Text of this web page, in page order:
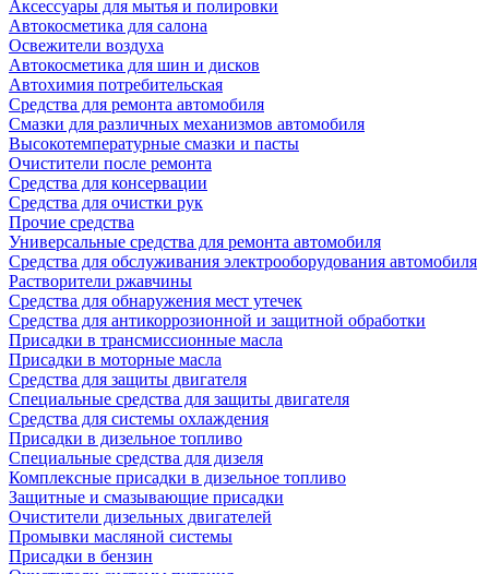
Аксессуары для мытья и полировки
Автокосметика для салона
Освежители воздуха
Автокосметика для шин и дисков
Автохимия потребительская
Средства для ремонта автомобиля
Смазки для различных механизмов автомобиля
Высокотемпературные смазки и пасты
Очистители после ремонта
Средства для консервации
Средства для очистки рук
Прочие средства
Универсальные средства для ремонта автомобиля
Средства для обслуживания электрооборудования автомобиля
Растворители ржавчины
Средства для обнаружения мест утечек
Средства для антикоррозионной и защитной обработки
Присадки в трансмиссионные масла
Присадки в моторные масла
Средства для защиты двигателя
Специальныe средства для защиты двигателя
Средства для системы охлаждения
Присадки в дизельное топливо
Спeциальные средства для дизеля
Комплексные присадки в дизельное топливо
Защитные и смазывающие присадки
Очистители дизельных двигателей
Промывки масляной системы
Присадки в бензин